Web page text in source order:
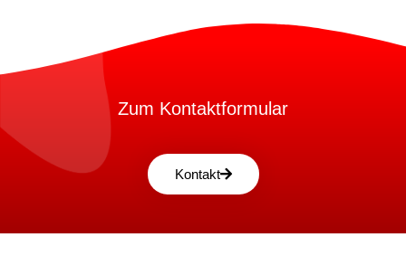
Zum Kontaktformular
Kontakt